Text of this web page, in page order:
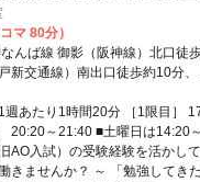
マ 80分）
んば線 御影（阪神線）北口徒
新交通線）南出口徒歩約10分
分 阪神電気鉄道阪神本線「御
あたり1時間20分 ［1限目］
20:20～21:40 ■土曜日は14:20
AO入試）の受験経験を活かし
きませんか？ ～ 「勉強してき